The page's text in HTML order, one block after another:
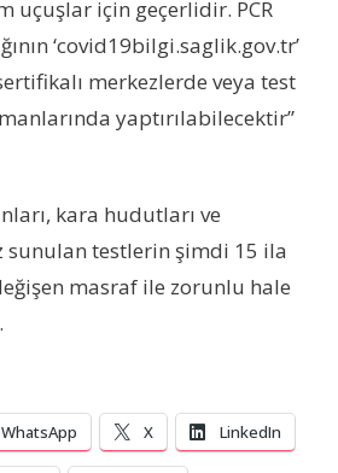
uçuşlar için geçerlidir. PCR
‘covid19bilgi.saglik.gov.tr’
merkezlerde veya test
yaptırılabilecektir”
kara hudutları ve
sunulan testlerin şimdi 15 ila
masraf ile zorunlu hale
WhatsApp X LinkedIn